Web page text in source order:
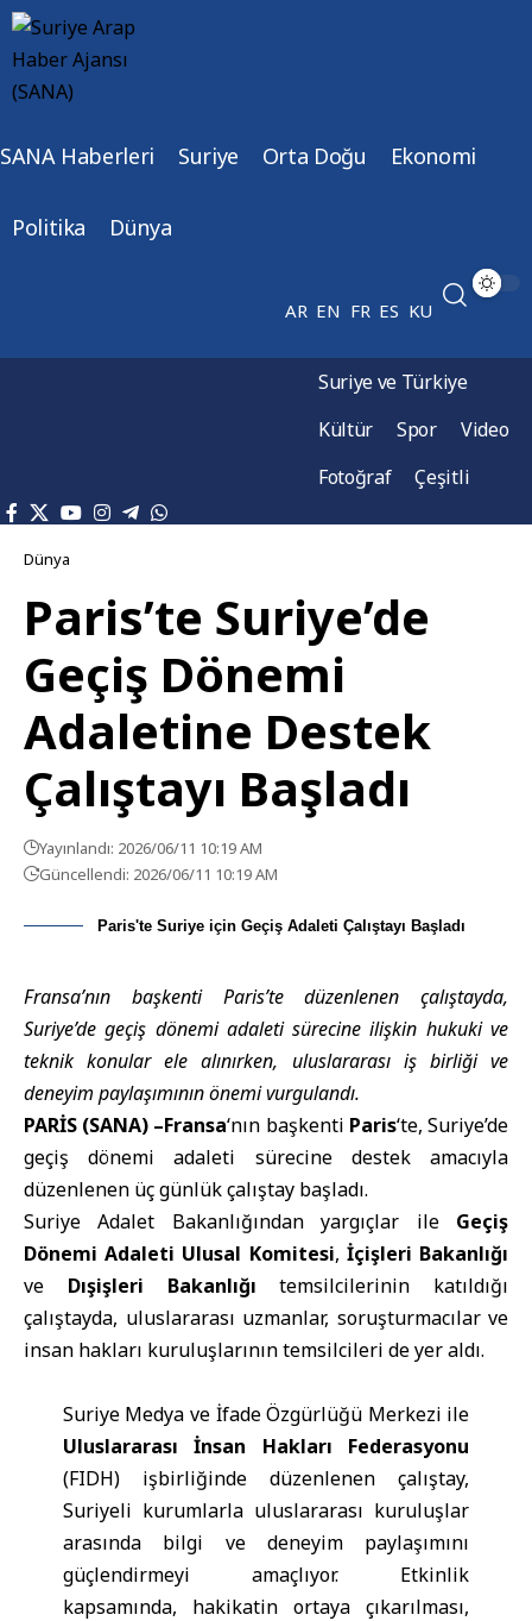
SANA Haberleri Suriye Orta Doğu Ekonomi
Politika Dünya
AR EN FR ES KU
Suriye ve Türkiye
Kültür
Spor
Video
Fotoğraf
Çeşitli
Dünya
Paris’te Suriye’de
Geçiş Dönemi
Adaletine Destek
Çalıştayı Başladı
Yayınlandı: 2026/06/11 10:19 AM
Güncellendi: 2026/06/11 10:19 AM
Paris'te Suriye için Geçiş Adaleti Çalıştayı Başladı
Fransa’nın başkenti Paris’te düzenlenen çalıştayda,
Suriye’de geçiş dönemi adaleti sürecine ilişkin hukuki ve
teknik konular ele alınırken, uluslararası iş birliği ve
deneyim paylaşımının önemi vurgulandı.
PARİS (SANA) –Fransa‘nın başkenti Paris‘te, Suriye’de
geçiş dönemi adaleti sürecine destek amacıyla
düzenlenen üç günlük çalıştay başladı.
Suriye Adalet Bakanlığından yargıçlar ile Geçiş
Dönemi Adaleti Ulusal Komitesi, İçişleri Bakanlığı
ve Dışişleri Bakanlığı temsilcilerinin katıldığı
çalıştayda, uluslararası uzmanlar, soruşturmacılar ve
insan hakları kuruluşlarının temsilcileri de yer aldı.
Suriye Medya ve İfade Özgürlüğü Merkezi ile
Uluslararası İnsan Hakları Federasyonu
(FIDH) işbirliğinde düzenlenen çalıştay,
Suriyeli kurumlarla uluslararası kuruluşlar
arasında bilgi ve deneyim paylaşımını
güçlendirmeyi amaçlıyor. Etkinlik
kapsamında, hakikatin ortaya çıkarılması,